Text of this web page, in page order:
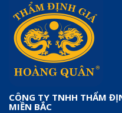
CÔNG TY TNHH THẨM
MIỀN BẮC